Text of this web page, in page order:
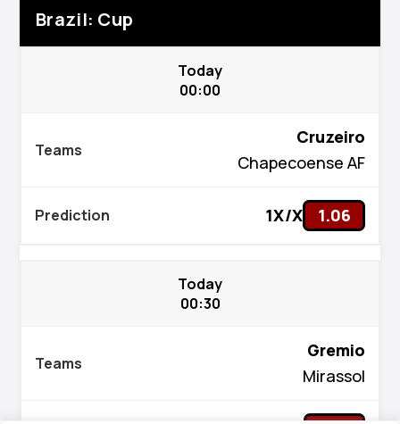
Brazil: Cup
Today
00:00
Cruzeiro
Chapecoense AF
1X/X 1.06
Today
00:30
Gremio
Mirassol